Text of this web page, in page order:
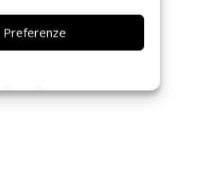
Preferenze
al due
maggio